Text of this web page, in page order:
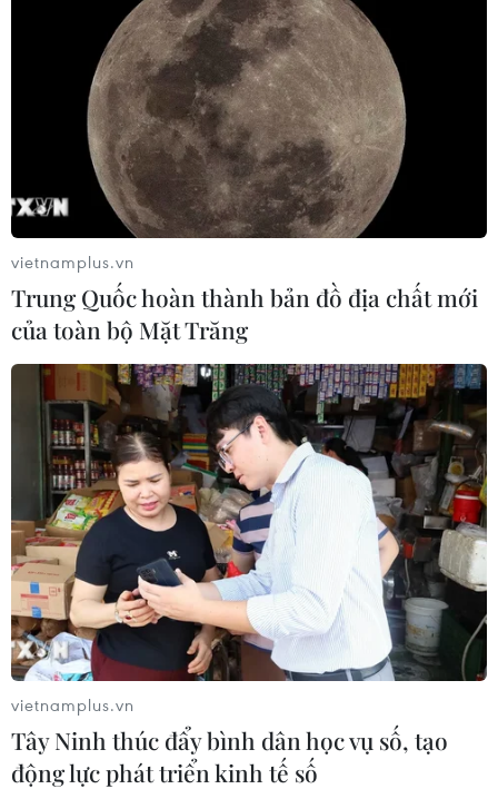
vietnamplus.vn
Trung Quốc hoàn thành bản đồ địa chất mới
của toàn bộ Mặt Trăng
vietnamplus.vn
Tây Ninh thúc đẩy bình dân học vụ số, tạo
động lực phát triển kinh tế số